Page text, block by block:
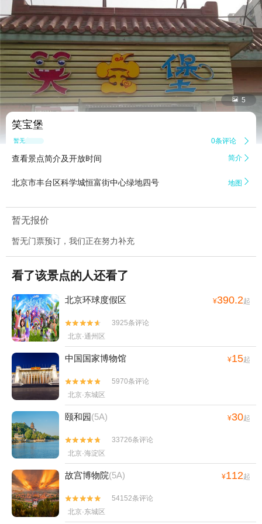
 5
笑宝堡
暂无点评 0条评论 
查看景点简介及开放时间 简介 
北京市丰台区科学城恒富街中心绿地四号 地图 
暂无报价
暂无门票预订，我们正在努力补充
看了该景点的人还看了
北京环球度假区 ¥390.2起


3925条评论
北京·通州区
中国国家博物馆 ¥15起


5970条评论
北京·东城区
颐和园(5A) ¥30起


33726条评论
北京·海淀区
故宫博物院(5A) ¥112起


54152条评论
北京·东城区
